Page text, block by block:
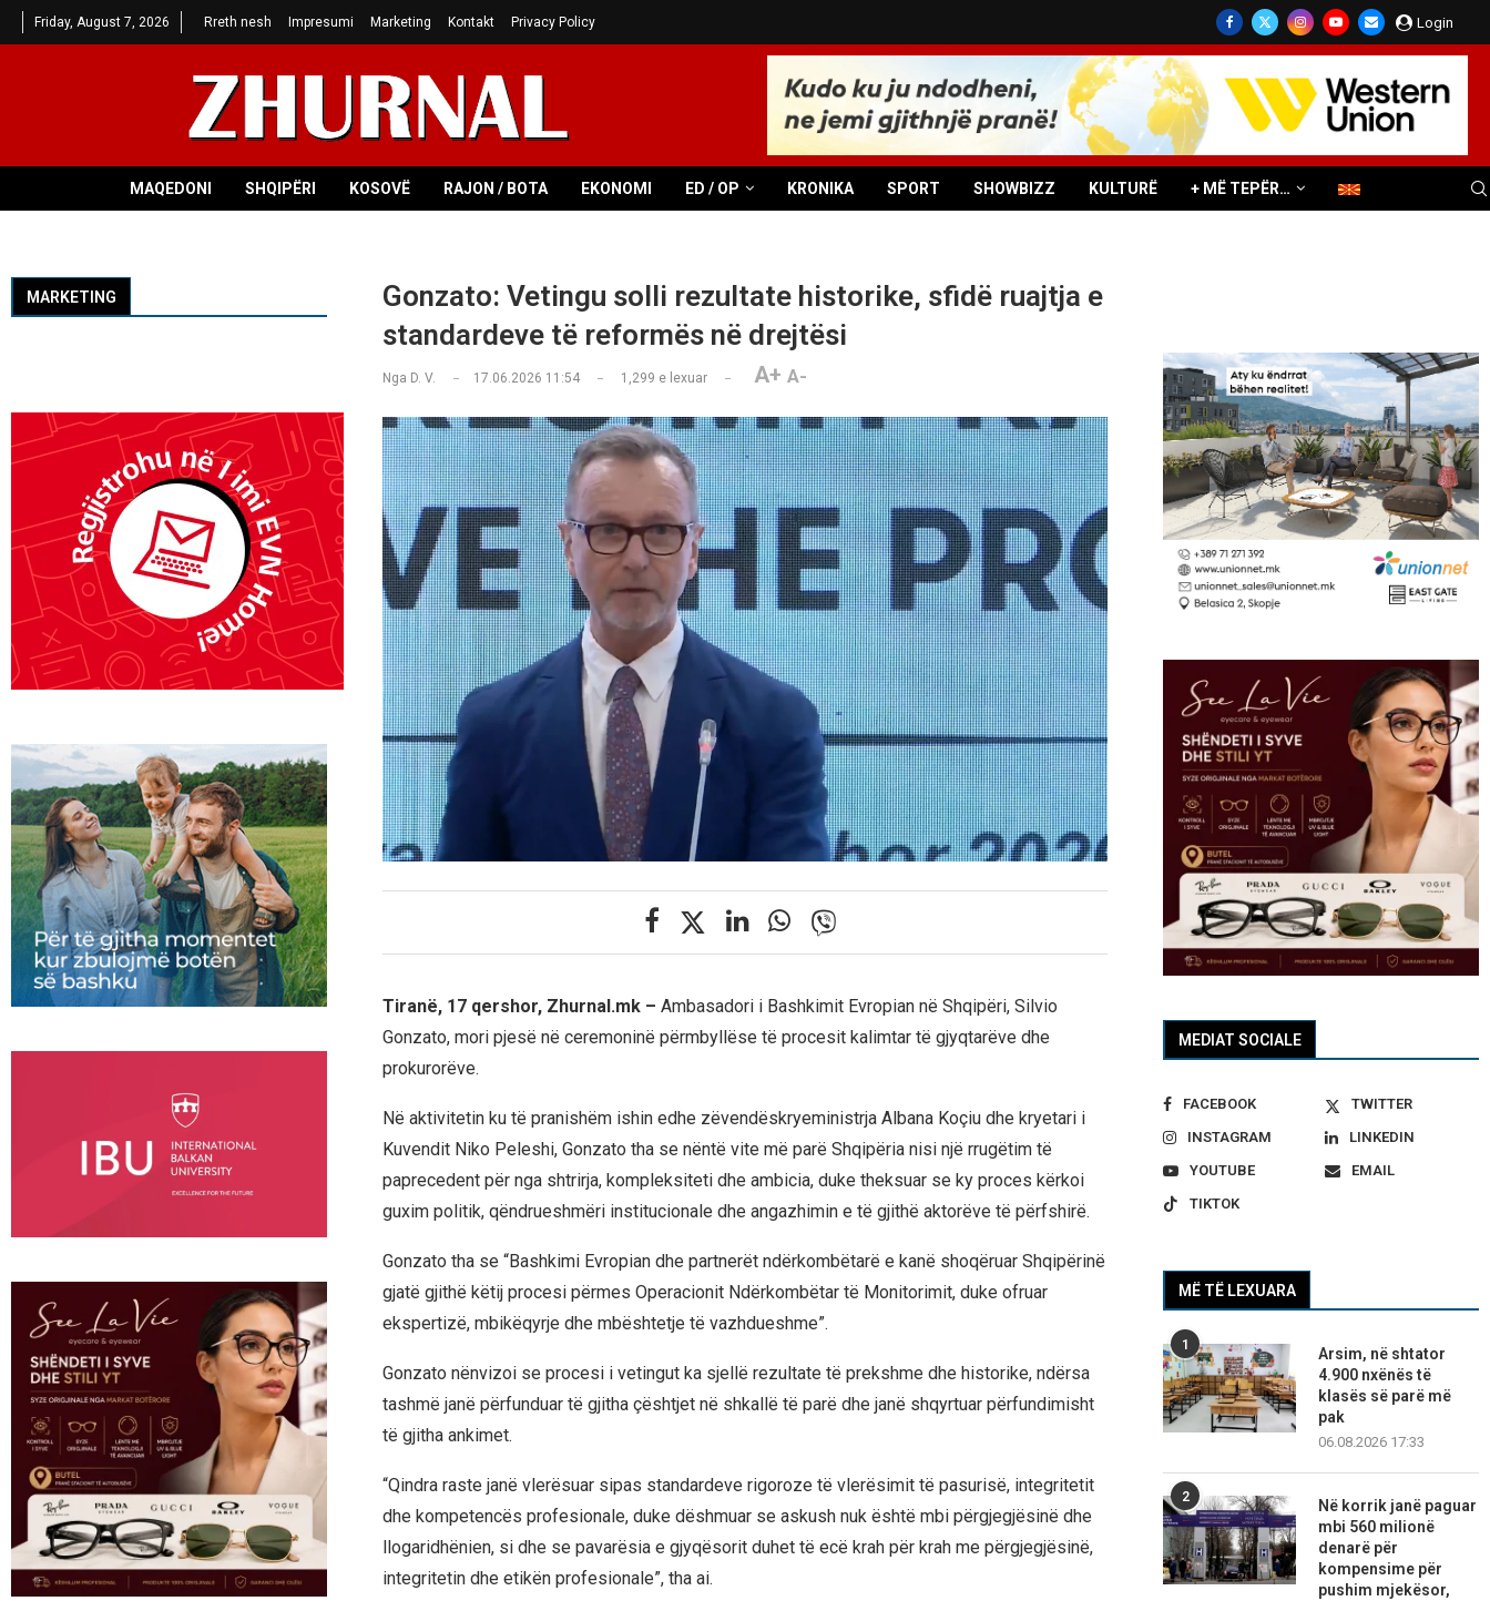
Friday, August 7, 2026 Rreth nesh Impresumi Marketing Kontakt Privacy Policy Login
MAQEDONI SHQIPËRI KOSOVË RAJON / BOTA EKONOMI ED / OP KRONIKA SPORT SHOWBIZZ KULTURË + MË TEPËR…
Gonzato: Vetingu solli rezultate historike, sfidë ruajtja e
standardeve të reformës në drejtësi
Nga D. V. 17.06.2026 11:54 1,299 e lexuar A+ A-
Tiranë, 17 qershor, Zhurnal.mk – Ambasadori i Bashkimit Evropian në Shqipëri, Silvio
Gonzato, mori pjesë në ceremoninë përmbyllëse të procesit kalimtar të gjyqtarëve dhe
prokurorëve.
Në aktivitetin ku të pranishëm ishin edhe zëvendëskryeministrja Albana Koçiu dhe kryetari i
Kuvendit Niko Peleshi, Gonzato tha se nëntë vite më parë Shqipëria nisi një rrugëtim të
paprecedent për nga shtrirja, kompleksiteti dhe ambicia, duke theksuar se ky proces kërkoi
guxim politik, qëndrueshmëri institucionale dhe angazhimin e të gjithë aktorëve të përfshirë.
Gonzato tha se “Bashkimi Evropian dhe partnerët ndërkombëtarë e kanë shoqëruar Shqipërinë
gjatë gjithë këtij procesi përmes Operacionit Ndërkombëtar të Monitorimit, duke ofruar
ekspertizë, mbikëqyrje dhe mbështetje të vazhdueshme”.
Gonzato nënvizoi se procesi i vetingut ka sjellë rezultate të prekshme dhe historike, ndërsa
tashmë janë përfunduar të gjitha çështjet në shkallë të parë dhe janë shqyrtuar përfundimisht
të gjitha ankimet.
“Qindra raste janë vlerësuar sipas standardeve rigoroze të vlerësimit të pasurisë, integritetit
dhe kompetencës profesionale, duke dëshmuar se askush nuk është mbi përgjegjësinë dhe
llogaridhënien, si dhe se pavarësia e gjyqësorit duhet të ecë krah për krah me përgjegjësinë,
integritetin dhe etikën profesionale”, tha ai.
MEDIAT SOCIALE
FACEBOOK
TWITTER
INSTAGRAM
LINKEDIN
YOUTUBE
EMAIL
TIKTOK
MË TË LEXUARA
1
Arsim, në shtator
4.900 nxënës të
klasës së parë më
pak
06.08.2026 17:33
2
Në korrik janë paguar
mbi 560 milionë
denarë për
kompensime për
pushim mjekësor,
MARKETING